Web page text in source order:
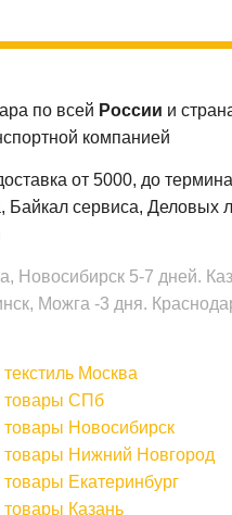
по всей России и
компанией
от 5000, до
Байкал сервиса, Деловых
Новосибирск 5-7 дней.
Можга -3 дня.
Москва
товары СПб
товары Новосибирск
товары Нижний Новгород
Екатеринбург
Казань